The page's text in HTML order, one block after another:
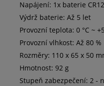
Napájení: 1x baterie
Výdrž baterie: Až 5 let
Provozní teplota: 0 °C ~
Provozní vlhkost: Až 80 %
Rozměry: 110 x 65 x 50
Hmotnost: 92 g
Stupeň zabezpečení: 2 -